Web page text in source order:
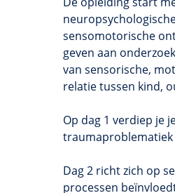
sensomotorische
geven aan
van sensorische,
relatie tussen kind,
Op dag 1 verdiep je
traumaproblematiek
Dag 2 richt zich op
processen